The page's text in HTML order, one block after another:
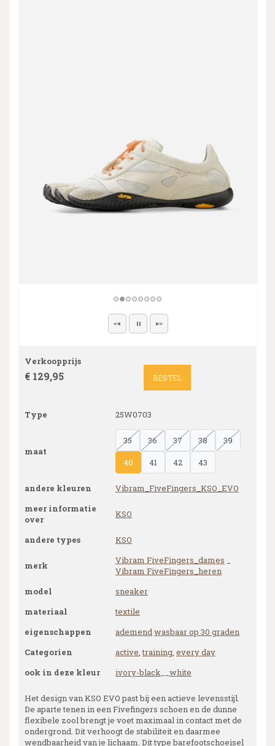
Verkoopprijs
€ 129,95 BESTEL
Type 25W0703
maat
35 36 37 38
39
40
41 42 43
andere kleuren
Vibram_FiveFingers_KSO_EVO
meer informatie
over
KSO
andere types KSO
merk Vibram FiveFingers_dames
Vibram FiveFingers_heren
model
sneaker
materiaal
textile
eigenschappen
ademendwasbaar op 30 graden
Categorien
active,training, every day
ook in deze kleur
ivory-black white
Het design van KSO EVO past bij een actieve levensstijl.
De aparte tenen in een Fivefingers schoen en de dunne
flexibele zool brengt je voet maximaal in contact met de
ondergrond. Dit verhoogt de stabiliteit en daarmee
wendbaarheid van je lichaam. Dit type barefootschoeisel